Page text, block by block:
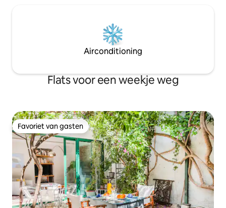
Airconditioning
Flats voor een weekje weg
Favoriet van gasten
Favoriet van gasten